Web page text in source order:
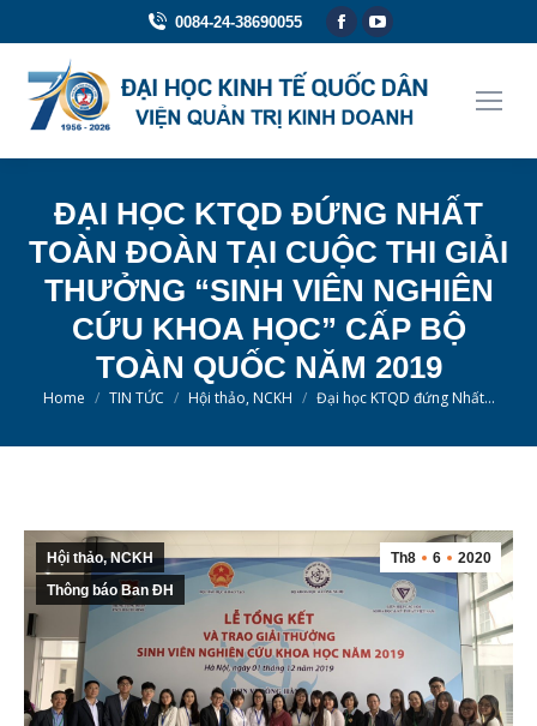
0084-24-38690055
Facebook
opens
in
YouTube
opens
in
ĐẠI HỌC KTQD ĐỨNG NHẤT
TOÀN ĐOÀN TẠI CUỘC THI GIẢI
THƯỞNG “SINH VIÊN NGHIÊN
CỨU KHOA HỌC” CẤP BỘ
TOÀN QUỐC NĂM 2019
You are here:
Home TIN TỨC Hội thảo, NCKH Đại học KTQD đứng Nhất…
Th8 6 2020
Hội thảo, NCKH
Thông báo Ban ĐH